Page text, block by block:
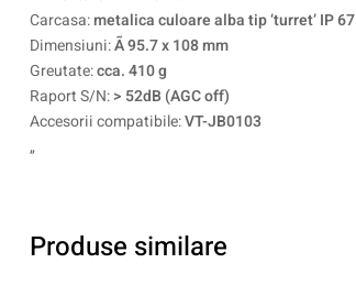
Carcasa:metalica culoare alba tip ‘turret’ IP 67
Dimensiuni:Ã 95.7 x 108 mm
Greutate:cca. 410 g
Raport S/N:> 52dB (AGC off)
Accesorii compatibile:VT-JB0103
„
Produse similare